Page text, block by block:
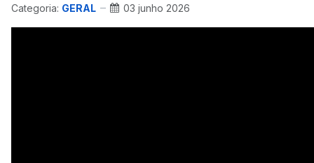
Categoria: GERAL 03 junho 2026